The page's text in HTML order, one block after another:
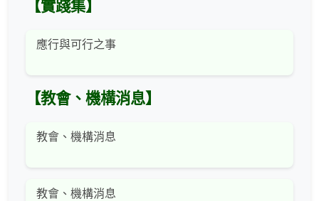
【實踐集】
應行與可行之事
【教會、機構消息】
教會、機構消息
教會、機構消息